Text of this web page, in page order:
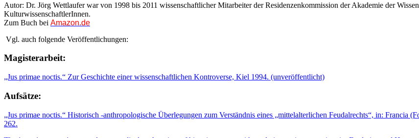
Autor: Dr. Jörg Wettlaufer war von 1998 bis 2011 wissenschaftlicher Mitarbeiter der Residenzenkommission der Akademie der
KulturwissenschaftlerInnen.
Zum Buch bei Amazon.de
Vgl. auch folgende Veröffentlichungen:
Magisterarbeit:
„Jus primae noctis.“ Zur Geschichte einer wissenschaftlichen Kontroverse, Kiel 1994. (unveröffentlicht)
Aufsätze:
„Jus primae noctis.“ Historisch -anthropologische Überlegungen zum Verständnis eines „mittelalterlichen Feudalrechts“, in: Francia
262.